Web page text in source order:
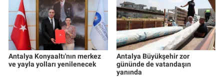
Antalya Konyaaltı'nın merkez
ve yayla yolları yenilenecek
Antalya Büyükşehir zor
gününde de vatandaşın
yanında